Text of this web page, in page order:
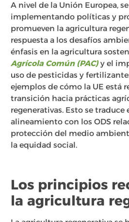
A nivel de la Unión Europea,
implementando políticas y
promueven la agricultura
respuesta a los desafíos
énfasis en la agricultura
Agrícola Común (PAC)y el
uso de pesticidas y
ejemplos de cómo la UE está
transición hacia prácticas
regenerativas. Esto se traduce
alineamiento con los ODS
protección del medio
la equidad social.
Los principios
la agricultura